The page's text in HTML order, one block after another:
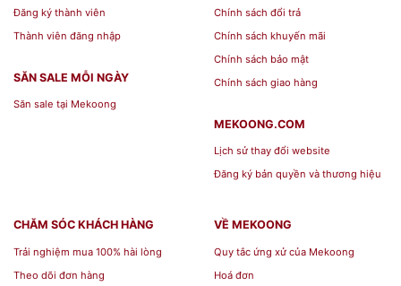
BST Quà Tặng Gốm Sứ Cho Khách
Đăng ký thành viên
Thành viên đăng nhập
SĂN SALE MỖI NGÀY
Săn sale tại Mekoong
Chính sách đổi trả
Chính sách khuyến mãi
Chính sách bảo mật
Chính sách giao hàng
MEKOONG.COM
Lịch sử thay đổi website
Đăng ký bản quyền và thương hiệu
CHĂM SÓC KHÁCH HÀNG
Trải nghiệm mua 100% hài lòng
Theo dõi đơn hàng
VỀ MEKOONG
Quy tắc ứng xử của Mekoong
Hoá đơn